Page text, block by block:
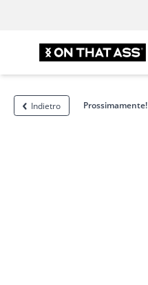
Indietro Prossimamente!